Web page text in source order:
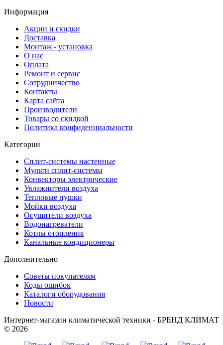
Информация
Акции и скидки
Доставка
Монтаж - установка
О нас
Оплата
Ремонт и сервис
Сотрудничество
Контакты
Карта сайта
Производители
Товары со скидкой
Политика конфиденциальности
Категории
Сплит-системы настенные
Мульти сплит-системы
Конвекторы электрические
Увлажнители воздуха
Тепловые пушки
Мойки воздуха
Осушители воздуха
Водонагреватели
Котлы отопления
Канальные кондиционеры
Дополнительно
Советы покупателям
Коды ошибок
Каталоги оборудования
Новости
Интернет-магазин климатической техники - БРЕНД КЛИМАТ
© 2026